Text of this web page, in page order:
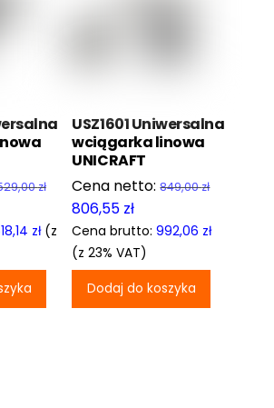
zł
Pierwotna
cena
wynosiła:
529,00 zł.
zł.
zł(z
USZ1601 Uniwersalna
wciągarka linowa
UNICRAFT
849,00zł
806,55 złAktualna
cena
wynosi:
806,55 zł.
Cena brutto:992,06 zł
(z 23% VAT)
Dodaj do koszyka